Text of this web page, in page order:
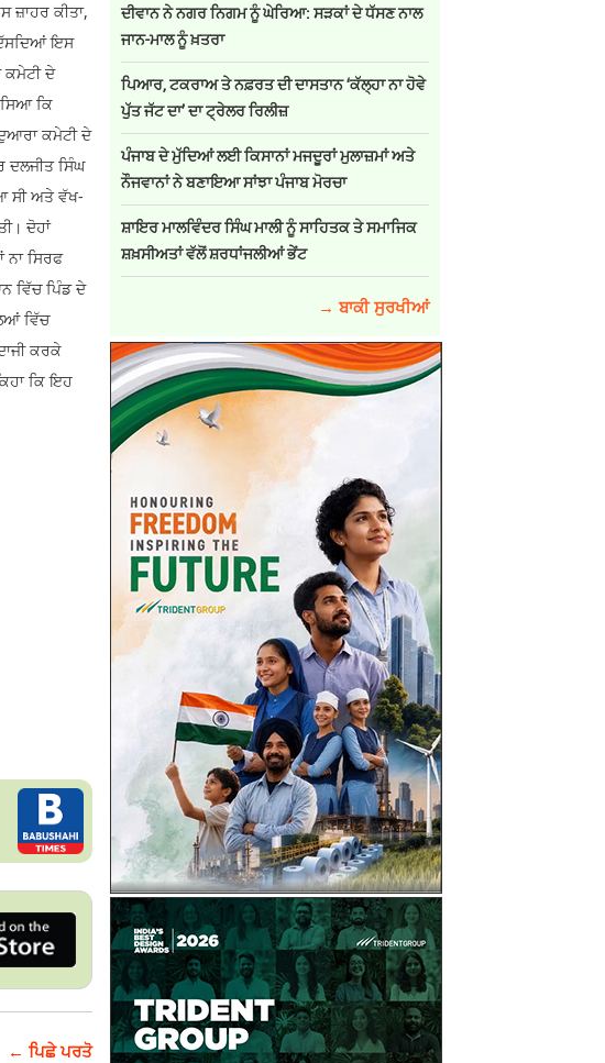
ਜ਼ਾਹਰ ਕੀਤਾ,
ਇਸ
ਕਮੇਟੀ ਦੇ
ਕਿ
ਕਮੇਟੀ ਦੇ
ਦਲਜੀਤ ਸਿੰਘ
ਸੀ ਅਤੇ ਵੱਖ-
ਦੋਹਾਂ
ਸਿਰਫ
ਵਿੱਚ ਪਿੰਡ ਦੇ
ਵਿੱਚ
ਕਰਕੇ
ਕਿ ਇਹ
← ਪਿਛੇ ਪਰਤੋ
ਦੀਵਾਨ ਨੇ ਨਗਰ ਨਿਗਮ ਨੂੰ ਘੇਰਿਆ: ਸੜਕਾਂ ਦੇ ਧੱਸਣ ਨਾਲ
ਜਾਨ-ਮਾਲ ਨੂੰ ਖ਼ਤਰਾ
ਪਿਆਰ, ਟਕਰਾਅ ਤੇ ਨਫ਼ਰਤ ਦੀ ਦਾਸਤਾਨ ‘ਕੱਲ੍ਹਾ ਨਾ ਹੋਵੇ
ਪੁੱਤ ਜੱਟ ਦਾ’ ਦਾ ਟ੍ਰੇਲਰ ਰਿਲੀਜ਼
ਪੰਜਾਬ ਦੇ ਮੁੱਦਿਆਂ ਲਈ ਕਿਸਾਨਾਂ ਮਜਦੂਰਾਂ ਮੁਲਾਜ਼ਮਾਂ ਅਤੇ
ਨੌਜਵਾਨਾਂ ਨੇ ਬਣਾਇਆ ਸਾਂਝਾ ਪੰਜਾਬ ਮੋਰਚਾ
ਸ਼ਾਇਰ ਮਾਲਵਿੰਦਰ ਸਿੰਘ ਮਾਲੀ ਨੂੰ ਸਾਹਿਤਕ ਤੇ ਸਮਾਜਿਕ
ਸ਼ਖ਼ਸੀਅਤਾਂ ਵੱਲੋਂ ਸ਼ਰਧਾਂਜਲੀਆਂ ਭੇਂਟ
→ ਬਾਕੀ ਸੁਰਖੀਆਂ